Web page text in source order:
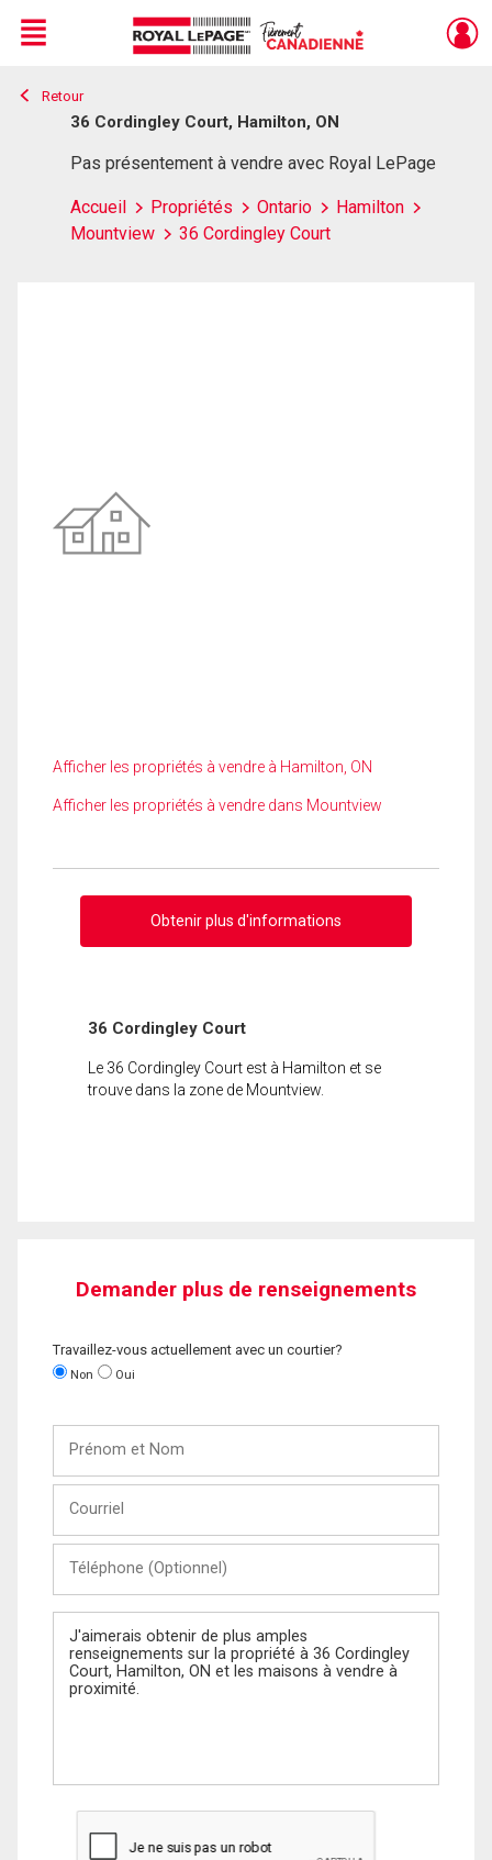
Live
En Direct
Menu
Retour
36 Cordingley Court, Hamilton, ON
Pas présentement à vendre avec Royal LePage
Accueil Propriétés Ontario
Hamilton
Mountview
36 Cordingley Court
Afficher les propriétés à vendre à Hamilton, ON
Afficher les propriétés à vendre dans Mountview
Obtenir plus d'informations
36 Cordingley Court
Le 36 Cordingley Court est à Hamilton et se
trouve dans la zone de Mountview.
Demander plus de renseignements
Travaillez-vous actuellement avec un courtier?
Non Oui
Nom
(Optionnel)
Message